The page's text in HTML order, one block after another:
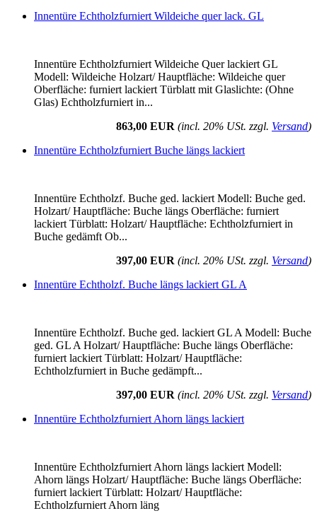
Innentüre Echtholzfurniert Wildeiche quer lack. GL
Innentüre Echtholzfurniert Wildeiche Quer lackiert GL
Modell: Wildeiche Holzart/ Hauptfläche: Wildeiche quer
Oberfläche: furniert lackiert Türblatt mit Glaslichte: (Ohne
Glas) Echtholzfurniert in...
863,00 EUR (incl. 20% USt. zzgl. Versand)
Innentüre Echtholzfurniert Buche längs lackiert
Innentüre Echtholzf. Buche ged. lackiert Modell: Buche ged.
Holzart/ Hauptfläche: Buche längs Oberfläche: furniert
lackiert Türblatt: Holzart/ Hauptfläche: Echtholzfurniert in
Buche gedämft Ob...
397,00 EUR (incl. 20% USt. zzgl. Versand)
Innentüre Echtholzf. Buche längs lackiert GL A
Innentüre Echtholzf. Buche ged. lackiert GL A Modell: Buche
ged. GL A Holzart/ Hauptfläche: Buche längs Oberfläche:
furniert lackiert Türblatt: Holzart/ Hauptfläche:
Echtholzfurniert in Buche gedämpft...
397,00 EUR (incl. 20% USt. zzgl. Versand)
Innentüre Echtholzfurniert Ahorn längs lackiert
Innentüre Echtholzfurniert Ahorn längs lackiert Modell:
Ahorn längs Holzart/ Hauptfläche: Buche längs Oberfläche:
furniert lackiert Türblatt: Holzart/ Hauptfläche:
Echtholzfurniert Ahorn läng